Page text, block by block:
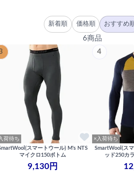
新着順 価格順 おすすめ
6商品
荷待ち
スマートウール) M's NTS
マイクロ150ボトム
9,130円
4
×入荷待ち
SmartWool(ス
ッド250カ